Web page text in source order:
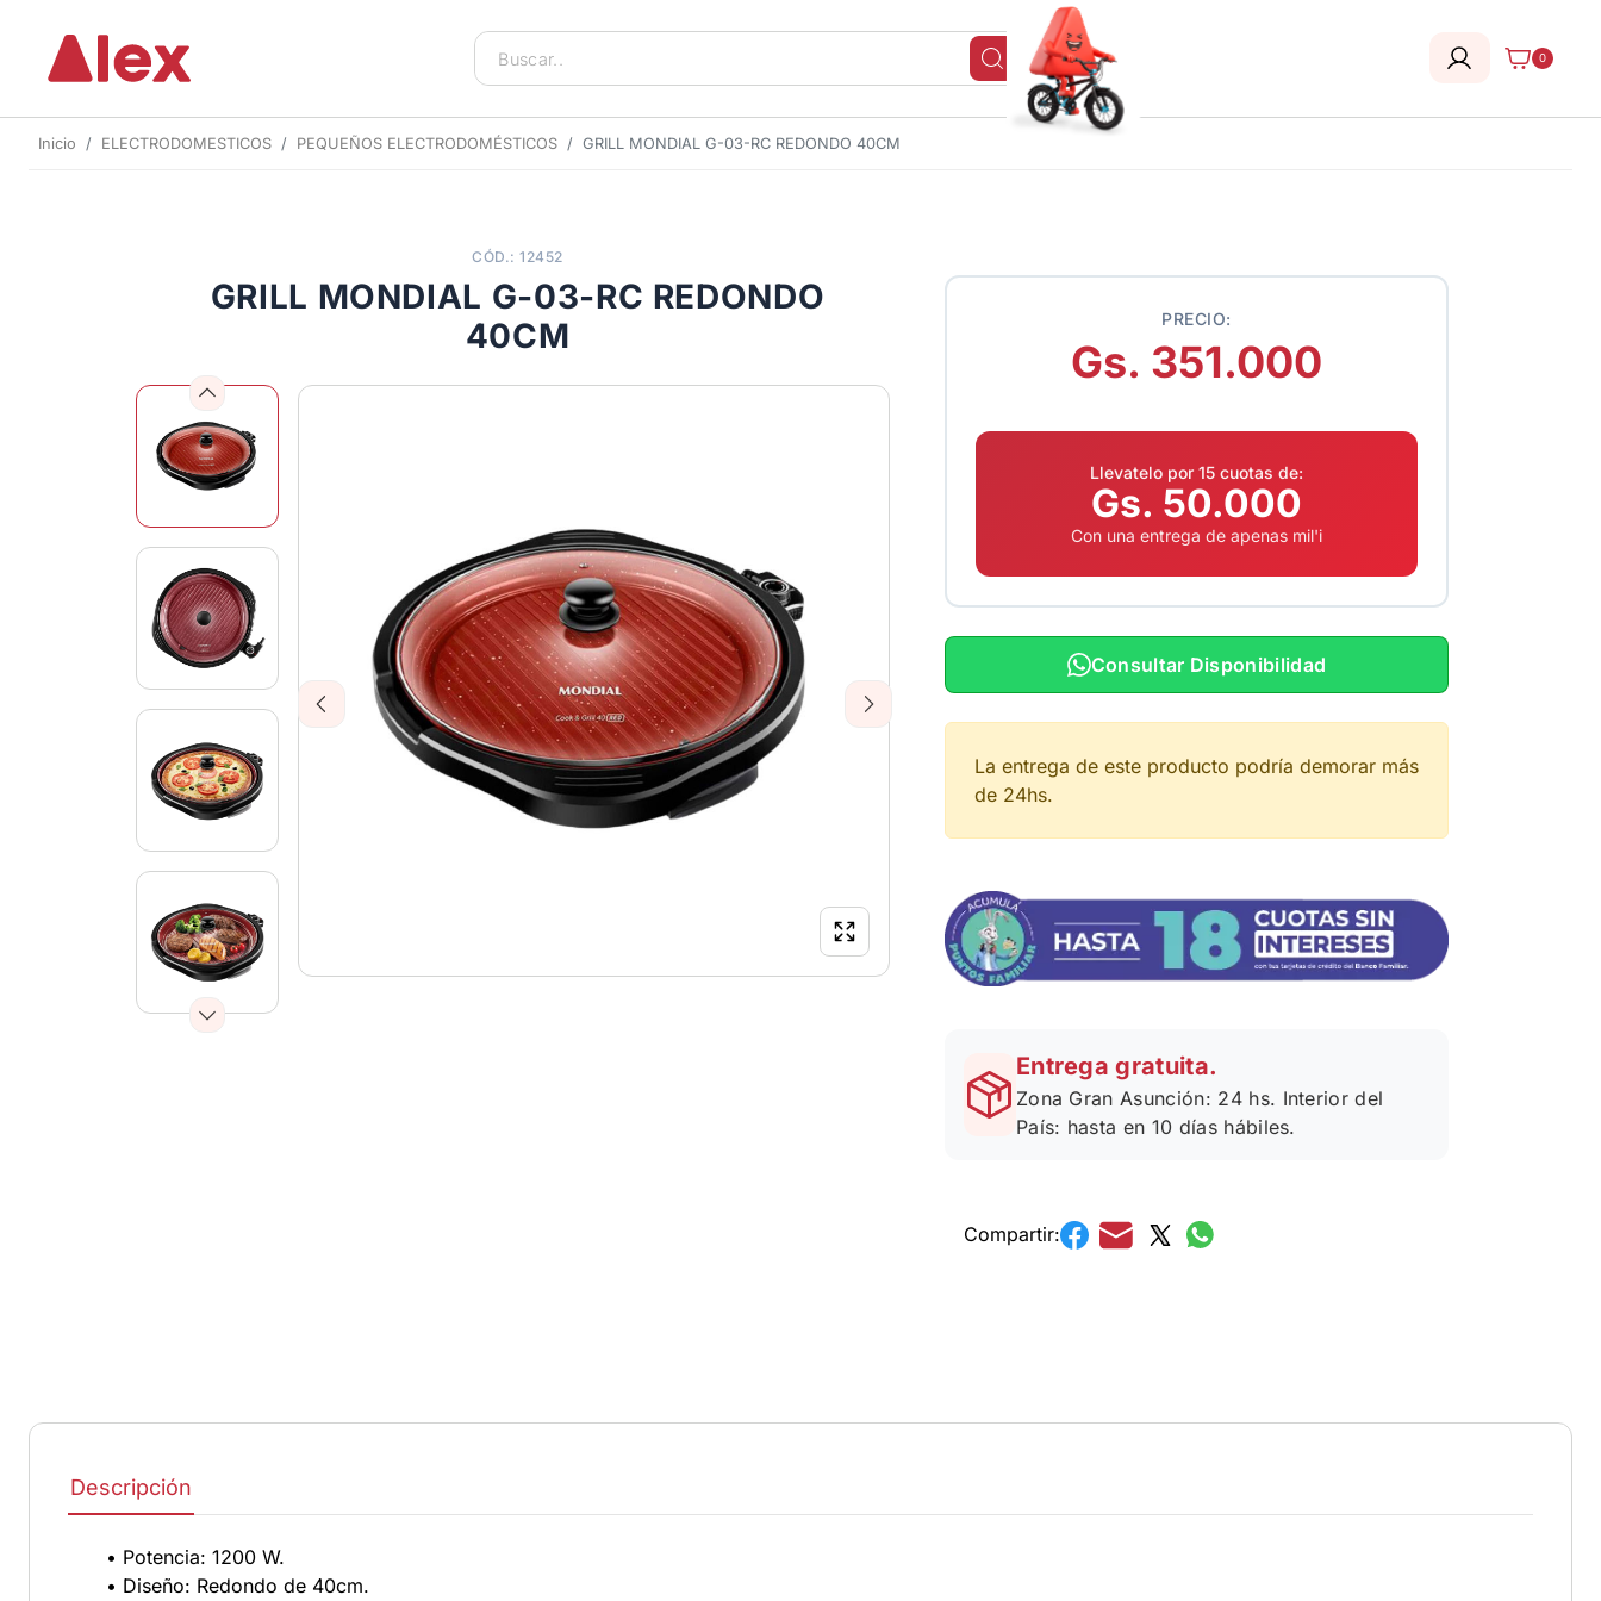
0
Inicio ELECTRODOMESTICOS PEQUEÑOS ELECTRODOMÉSTICOS GRILL MONDIAL G-03-RC REDONDO 40CM
CÓD.: 12452
GRILL MONDIAL G-03-RC REDONDO
40CM
Previous
Next
Previous Next
PRECIO:
Gs. 351.000
Llevatelo por 15 cuotas de:
Gs. 50.000
Con una entrega de apenas mil'i
Consultar Disponibilidad
La entrega de este producto podría demorar más
de 24hs.
Entrega gratuita.
Zona Gran Asunción: 24 hs. Interior del
País: hasta en 10 días hábiles.
Compartir:
Descripción
• Potencia: 1200 W.
• Diseño: Redondo de 40cm.